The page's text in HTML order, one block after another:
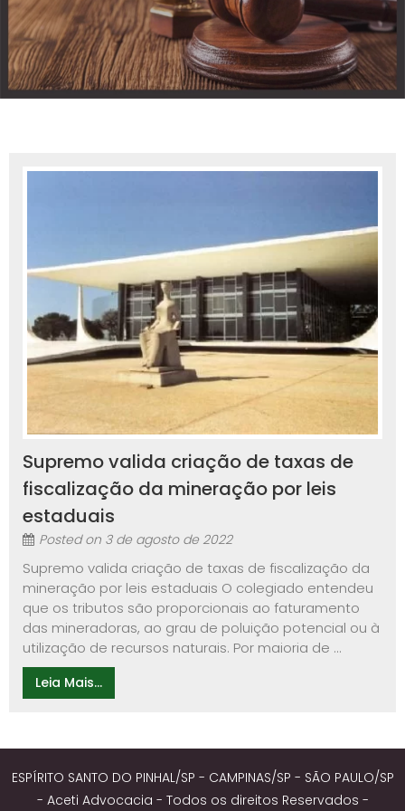
Supremo valida criação de taxas de
fiscalização da mineração por leis
estaduais
Posted on 3 de agosto de 2022
Supremo valida criação de taxas de fiscalização da
mineração por leis estaduais O colegiado entendeu
que os tributos são proporcionais ao faturamento
das mineradoras, ao grau de poluição potencial ou à
utilização de recursos naturais. Por maioria de ...
Leia Mais...
ESPÍRITO SANTO DO PINHAL/SP - CAMPINAS/SP - SÃO PAULO/SP
- Aceti Advocacia - Todos os direitos Reservados -